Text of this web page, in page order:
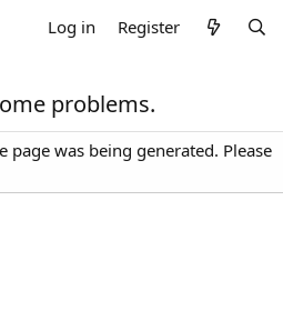
Log in Register
problems.
was being generated. Please